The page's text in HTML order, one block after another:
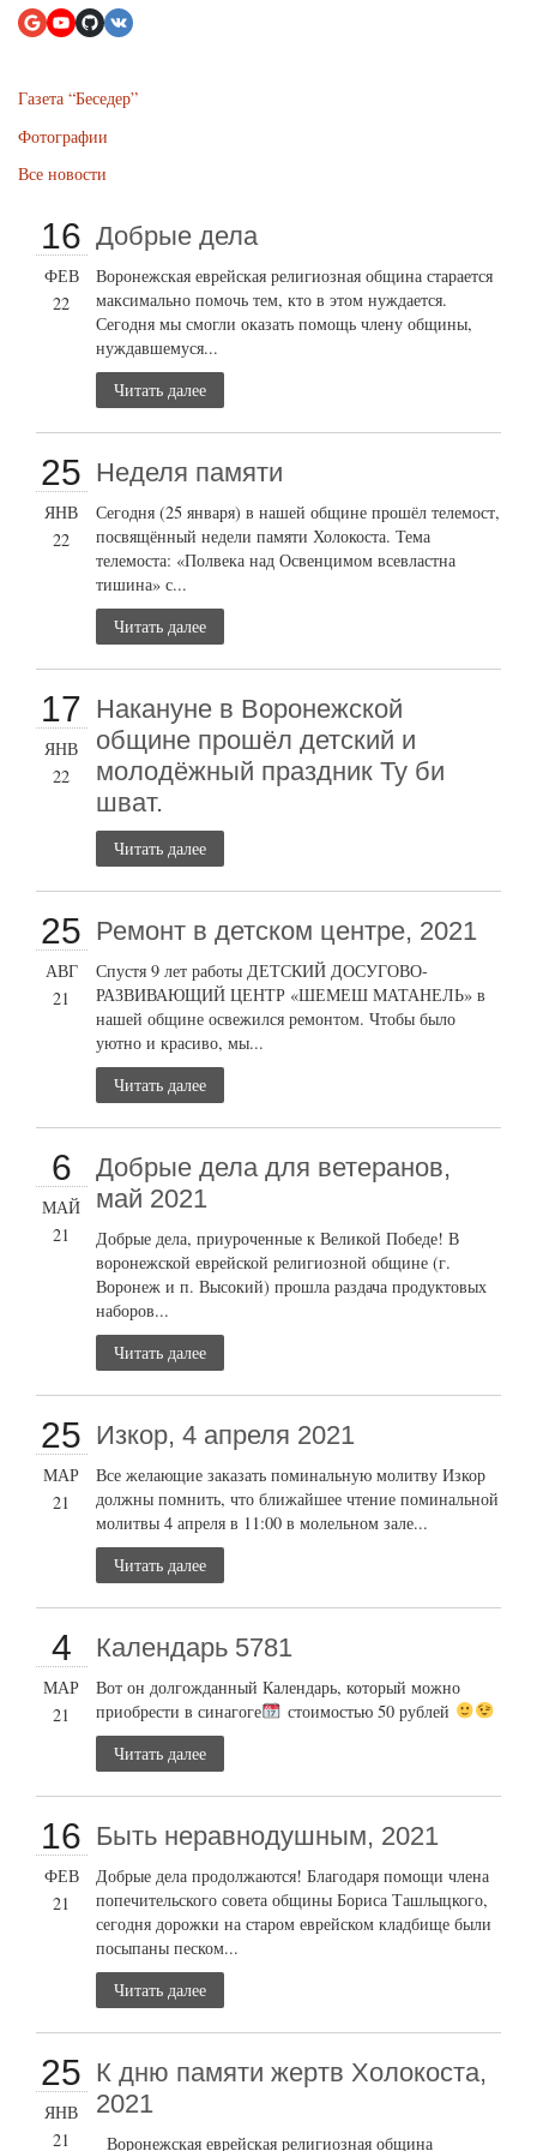
Газета “Беседер”
Фотографии
Все новости
16
ФЕВ
22
Добрые дела
Воронежская еврейская религиозная община старается
максимально помочь тем, кто в этом нуждается.
Сегодня мы смогли оказать помощь члену общины,
нуждавшемуся...
Читать далее
25
ЯНВ
22
Неделя памяти
Сегодня (25 января) в нашей общине прошёл телемост,
посвящённый недели памяти Холокоста. Тема
телемоста: «Полвека над Освенцимом всевластна
тишина» с...
Читать далее
17
ЯНВ
22
Накануне в Воронежской
общине прошёл детский и
молодёжный праздник Ту би
шват.
Читать далее
25
АВГ
21
Ремонт в детском центре, 2021
Спустя 9 лет работы ДЕТСКИЙ ДОСУГОВО-
РАЗВИВАЮЩИЙ ЦЕНТР «ШЕМЕШ МАТАНЕЛЬ» в
нашей общине освежился ремонтом. Чтобы было
уютно и красиво, мы...
Читать далее
6
МАЙ
21
Добрые дела для ветеранов,
май 2021
Добрые дела, приуроченные к Великой Победе! В
воронежской еврейской религиозной общине (г.
Воронеж и п. Высокий) прошла раздача продуктовых
наборов...
Читать далее
25
МАР
21
Изкор, 4 апреля 2021
Все желающие заказать поминальную молитву Изкор
должны помнить, что ближайшее чтение поминальной
молитвы 4 апреля в 11:00 в молельном зале...
Читать далее
4
МАР
21
Календарь 5781
Вот он долгожданный Календарь, который можно
приобрести в синагоге
стоимостью 50 рублей
Читать далее
16
ФЕВ
21
Быть неравнодушным, 2021
Добрые дела продолжаются! Благодаря помощи члена
попечительского совета общины Бориса Ташлыцкого,
сегодня дорожки на старом еврейском кладбище были
посыпаны песком...
Читать далее
25
ЯНВ
21
К дню памяти жертв Холокоста,
2021
Воронежская еврейская религиозная община